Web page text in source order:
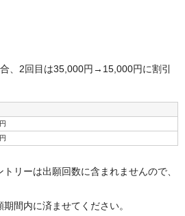
、2回目は35,000円→15,000円に割引
リーは出願回数に含まれませんので、
間内に済ませてください。